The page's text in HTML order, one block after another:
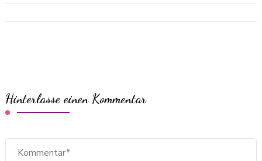
Hinterlasse einen Kommentar